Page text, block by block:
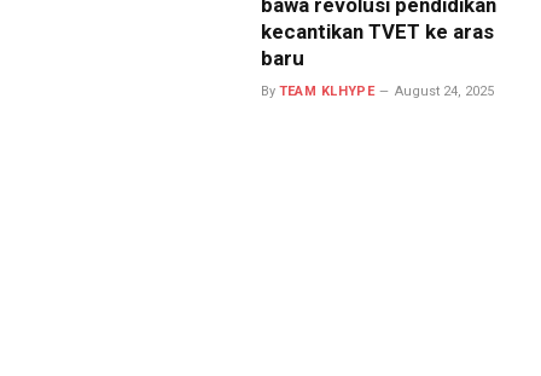
bawa revolusi pendidikan
kecantikan TVET ke aras
baru
By TEAM KLHYPE August 24, 2025